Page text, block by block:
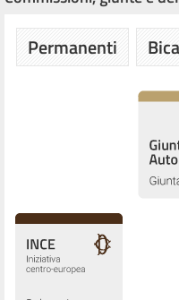
Permanenti